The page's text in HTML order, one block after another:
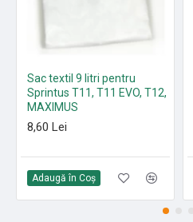
Sac textil 9 litri pentru
Sprintus T11, T11 EVO, T12,
MAXIMUS
8,60 Lei
Adaugă în Coş